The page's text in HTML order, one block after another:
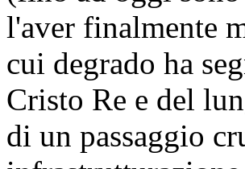
l'aver finalmente
cui degrado ha
Cristo Re e del
di un passaggio